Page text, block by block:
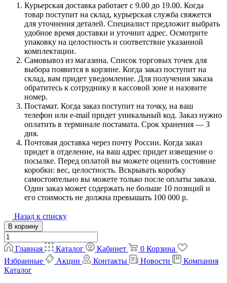
Курьерская доставка работает с 9.00 до 19.00. Когда
товар поступит на склад, курьерская служба свяжется
для уточнения деталей. Специалист предложит выбрать
удобное время доставки и уточнит адрес. Осмотрите
упаковку на целостность и соответствие указанной
комплектации.
Самовывоз из магазина. Список торговых точек для
выбора появится в корзине. Когда заказ поступит на
склад, вам придет уведомление. Для получения заказа
обратитесь к сотруднику в кассовой зоне и назовите
номер.
Постамат. Когда заказ поступит на точку, на ваш
телефон или e-mail придет уникальный код. Заказ нужно
оплатить в терминале постамата. Срок хранения — 3
дня.
Почтовая доставка через почту России. Когда заказ
придет в отделение, на ваш адрес придет извещение о
посылке. Перед оплатой вы можете оценить состояние
коробки: вес, целостность. Вскрывать коробку
самостоятельно вы можете только после оплаты заказа.
Один заказ может содержать не больше 10 позиций и
его стоимость не должна превышать 100 000 р.
Назад к списку
В корзину
Главная Каталог Кабинет 0 Корзина
Избранные
Акции Контакты Новости
Компания
Каталог